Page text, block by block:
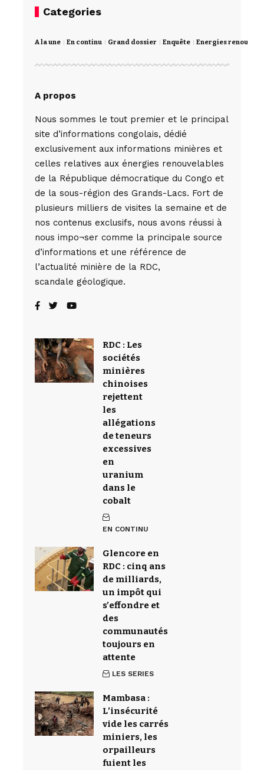
Categories
A la une En continu Grand dossier Enquête Energies
A propos
Nous sommes le tout premier et le principal
site d’informations congolais, dédié
exclusivement aux informations minières et
celles relatives aux énergies renouvelables
de la République démocratique du Congo et
de la sous-région des Grands-Lacs. Fort de
plusieurs milliers de visites la semaine et de
nos contenus exclusifs, nous avons réussi à
nous impo¬ser comme la principale source
d’informations et une référence de
l’actualité minière de la RDC,
scandale géologique.
RDC : Les
sociétés
minières
chinoises
rejettent
les
allégations
de teneurs
excessives
en
uranium
dans le
cobalt
EN CONTINU
Glencore en
RDC : cinq ans
de milliards,
un impôt qui
s’effondre et
des
communautés
toujours en
attente
LES SERIES
Mambasa :
L’insécurité
vide les carrés
miniers, les
orpailleurs
fuient les